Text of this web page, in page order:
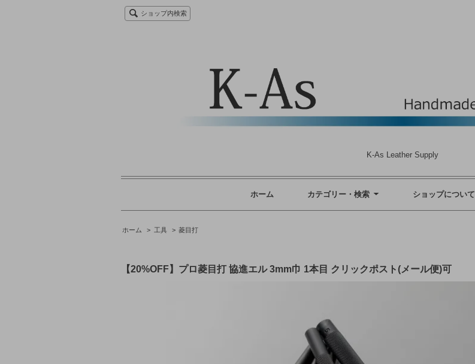
ショップ内検索
K-As Leather Supply
ホーム カテゴリー・検索 ショップについて
ホーム > 工具 > 菱目打
【20%OFF】プロ菱目打 協進エル 3mm巾 1本目 クリックポスト(メール便)可